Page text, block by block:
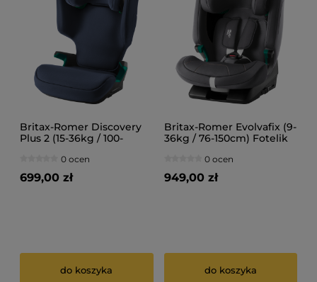
Britax-Romer Discovery
Plus 2 (15-36kg / 100-
samochodowy
0 ocen
699,00 zł
do koszyka
Britax-Romer Evolvafix (9-
36kg / 76-150cm) Fotelik
0 ocen
949,00 zł
do koszyka